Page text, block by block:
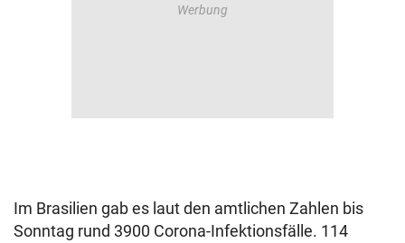
Im Brasilien gab es laut den amtlichen Zahlen bis
Sonntag rund 3900 Corona-Infektionsfälle. 114